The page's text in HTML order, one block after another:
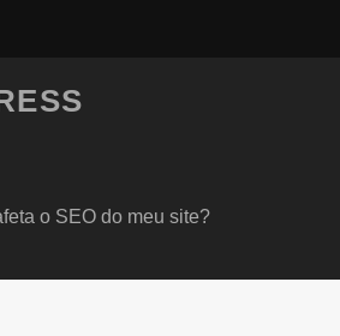
o SEO do meu site?